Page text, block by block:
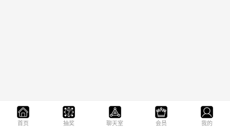
首页 抽奖 聊天室 会员 我的